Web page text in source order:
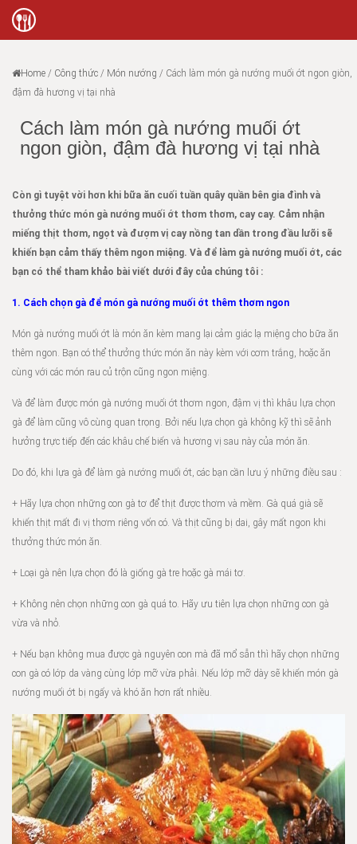
Home / Công thức / Món nướng / Cách làm món gà nướng muối ớt ngon giòn,
đậm đà hương vị tại nhà
Cách làm món gà nướng muối ớt
ngon giòn, đậm đà hương vị tại nhà
Còn gì tuyệt vời hơn khi bữa ăn cuối tuần quây quần bên gia đình và
thưởng thức món gà nướng muối ớt thơm thơm, cay cay. Cảm nhận
miếng thịt thơm, ngọt và đượm vị cay nồng tan dần trong đầu lưỡi sẽ
khiến bạn cảm thấy thêm ngon miệng. Và để làm gà nướng muối ớt, các
bạn có thể tham khảo bài viết dưới đây của chúng tôi :
1. Cách chọn gà để món gà nướng muối ớt thêm thơm ngon
Món gà nướng muối ớt là món ăn kèm mang lại cảm giác lạ miệng cho bữa ăn
thêm ngon. Bạn có thể thưởng thức món ăn này kèm với cơm trắng, hoặc ăn
cùng với các món rau củ trộn cũng ngon miệng.
Và để làm được món gà nướng muối ớt thơm ngon, đậm vị thì khâu lựa chọn
gà để làm cũng vô cùng quan trọng. Bởi nếu lựa chọn gà không kỹ thì sẽ ảnh
hưởng trực tiếp đến các khâu chế biến và hương vị sau này của món ăn.
Do đó, khi lựa gà để làm gà nướng muối ớt, các bạn cần lưu ý những điều sau :
+ Hãy lựa chọn những con gà tơ để thịt được thơm và mềm. Gà quá già sẽ
khiến thịt mất đi vị thơm riêng vốn có. Và thịt cũng bị dai, gây mất ngon khi
thưởng thức món ăn.
+ Loại gà nên lựa chọn đó là giống gà tre hoặc gà mái tơ.
+ Không nên chọn những con gà quá to. Hãy ưu tiên lựa chọn những con gà
vừa và nhỏ.
+ Nếu bạn không mua được gà nguyên con mà đã mổ sẵn thì hãy chọn những
con gà có lớp da vàng cùng lớp mỡ vừa phải. Nếu lớp mỡ dày sẽ khiến món gà
nướng muối ớt bị ngấy và khó ăn hơn rất nhiều.